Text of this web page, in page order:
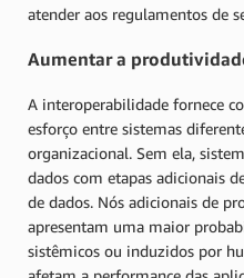
atender aos regulamentos de
Aumentar a
A interoperabilidade fornece
esforço entre sistemas
organizacional. Sem ela,
dados com etapas adicionais
de dados. Nós adicionais de
apresentam uma maior
sistêmicos ou induzidos por